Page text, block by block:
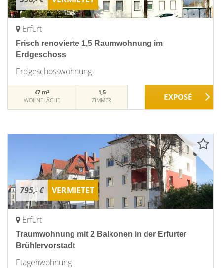
Erfurt
Frisch renovierte 1,5 Raumwohnung im
Erdgeschoss
Erdgeschosswohnung
47 m²
WOHNFLÄCHE
1,5
ZIMMER
795,- € VERMIETET
Erfurt
Traumwohnung mit 2 Balkonen in der Erfurter
Brühlervorstadt
Etagenwohnung